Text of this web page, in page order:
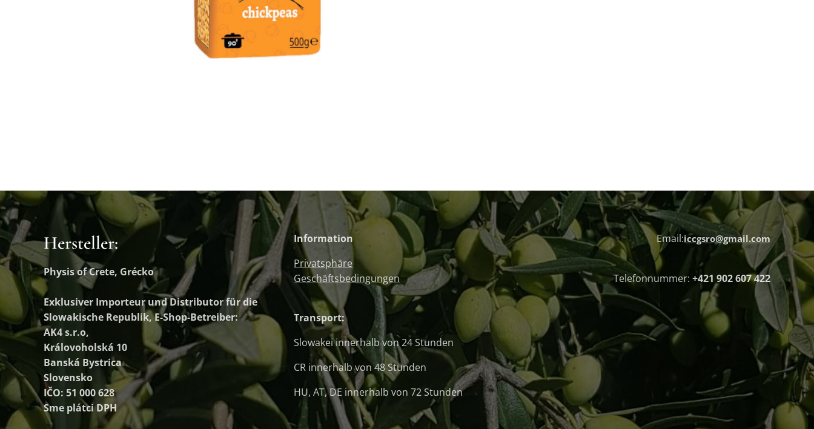
Hersteller:
Physis of Crete, Grécko
Exklusiver Importeur und Distributorfür die
Slowakische Republik, E-Shop-Betreiber:
AK4 s.r.o,
Královoholská 10
Banská Bystrica
Slovensko
IČO: 51 000 628
Sme plátci DPH
Information
Privatsphäre
Geschäftsbedingungen
Transport:
Slowakei innerhalb von 24 Stunden
CR innerhalb von 48 Stunden
HU, AT, DE innerhalb von 72 Stunden
Email:iccgsro@gmail.com
Telefonnummer: +421 902 607 422